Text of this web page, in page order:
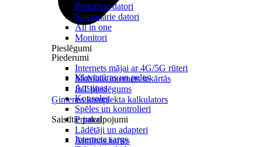
Pieslēgumi
Internets mājai ar 4G/5G rūteri
Mobilais internets iekārtās
IoT pieslēgums
Ģimenes komplekta kalkulators
Saistītie pakalpojumi
Interneta sargs
Portatīvie datori
Stacionārie datori
All in one
Monitori
Piederumi
Klaviatūras un peles
Austiņas
Konsoles
Spēles un kontrolieri
Printeri
Lādētāji un adapteri
Atmiņas kartes